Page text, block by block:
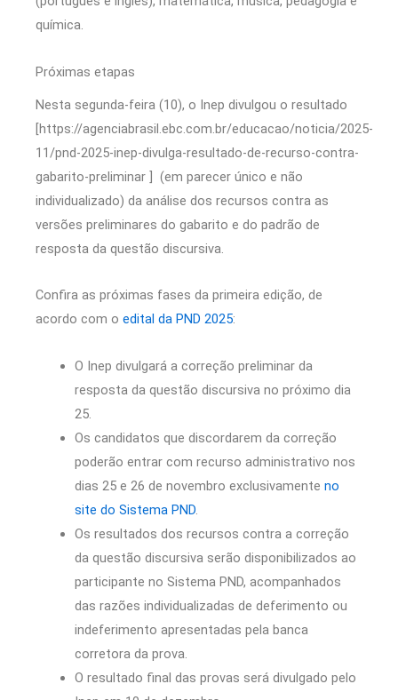
química.
Próximas etapas
Nesta segunda-feira (10), o Inep divulgou o resultado
[https://agenciabrasil.ebc.com.br/educacao/noticia/2025-
11/pnd-2025-inep-divulga-resultado-de-recurso-contra-
gabarito-preliminar ] (em parecer único e não
individualizado) da análise dos recursos contra as
versões preliminares do gabarito e do padrão de
resposta da questão discursiva.
Confira as próximas fases da primeira edição, de
acordo com o edital da PND 2025:
O Inep divulgará a correção preliminar da
resposta da questão discursiva no próximo dia
25.
Os candidatos que discordarem da correção
poderão entrar com recurso administrativo nos
dias 25 e 26 de novembro exclusivamente no
site do Sistema PND.
Os resultados dos recursos contra a correção
da questão discursiva serão disponibilizados ao
participante no Sistema PND, acompanhados
das razões individualizadas de deferimento ou
indeferimento apresentadas pela banca
corretora da prova.
O resultado final das provas será divulgado pelo